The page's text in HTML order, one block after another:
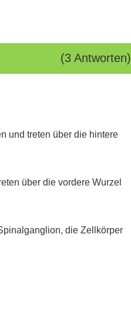
(3 Antworten)
und treten über die hintere
über die vordere Wurzel
die Zellkörper